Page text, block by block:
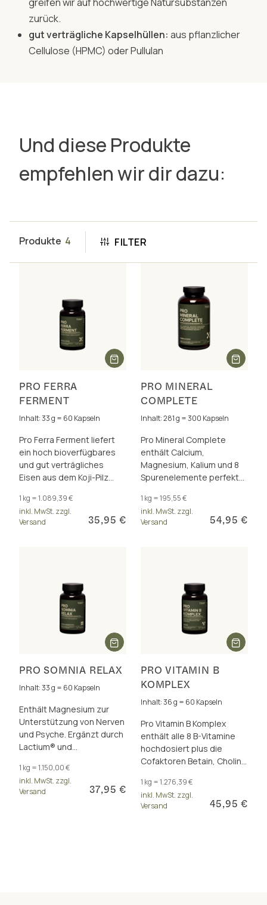
zurück.
gut verträgliche Kapselhüllen: aus pflanzlicher
Cellulose (HPMC) oder Pullulan
Und diese Produkte
empfehlen wir dir dazu:
Produkte 4 FILTER
PRO FERRA
FERMENT
Inhalt: 33 g = 60 Kapseln
Pro Ferra Ferment liefert
ein hoch bioverfügbares
und gut verträgliches
Eisen aus dem Koji-Pilz
Vitamin C und B-Vitamine.
1 kg = 1.089,39 €
inkl. MwSt. zzgl.
Versand
35,95 €
PRO MINERAL
COMPLETE
Inhalt: 281 g = 300 Kapseln
Pro Mineral Complete
enthält Calcium,
Magnesium, Kalium und 8
Spurenelemente perfekt
17 hervorragend
bioverfügbare Formen.
1 kg = 195,55 €
inkl. MwSt. zzgl.
Versand
54,95 €
PRO SOMNIA RELAX
Inhalt: 33 g = 60 Kapseln
Enthält Magnesium zur
Unterstützung von Nerven
und Psyche. Ergänzt durch
Lactium® und
Spargelextrakt – für eine
bewährte Kombination.
1 kg = 1.150,00 €
inkl. MwSt. zzgl.
Versand
37,95 €
PRO VITAMIN B
KOMPLEX
Inhalt: 36 g = 60 Kapseln
Pro Vitamin B Komplex
enthält alle 8 B-Vitamine
hochdosiert plus die
Cofaktoren Betain, Cholin,
Energiestoffwechsel und
mehr.
1 kg = 1.276,39 €
inkl. MwSt. zzgl.
Versand
45,95 €